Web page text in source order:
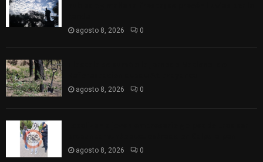
agosto 8, 2026 0
agosto 8, 2026 0
agosto 8, 2026 0